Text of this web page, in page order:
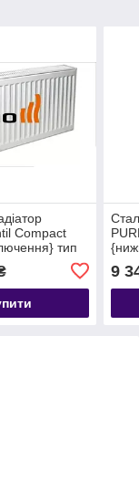
Compact
тип
9